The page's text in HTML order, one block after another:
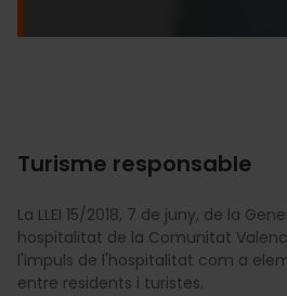
Turisme responsable
La LLEI 15/2018, 7 de juny, de la
hospitalitat de la Comunitat
l'impuls de l'hospitalitat com a
entre residents i turistes.